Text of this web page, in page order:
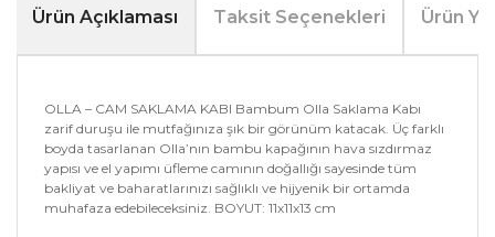
Ürün Açıklaması Taksit Seçenekleri Ürün
OLLA – CAM SAKLAMA KABI Bambum Olla Saklama Kabı
zarif duruşu ile mutfağınıza şık bir görünüm katacak. Üç farklı
boyda tasarlanan Olla’nın bambu kapağının hava sızdırmaz
yapısı ve el yapımı üfleme camının doğallığı sayesinde tüm
bakliyat ve baharatlarınızı sağlıklı ve hijyenik bir ortamda
muhafaza edebileceksiniz. BOYUT: 11x11x13 cm